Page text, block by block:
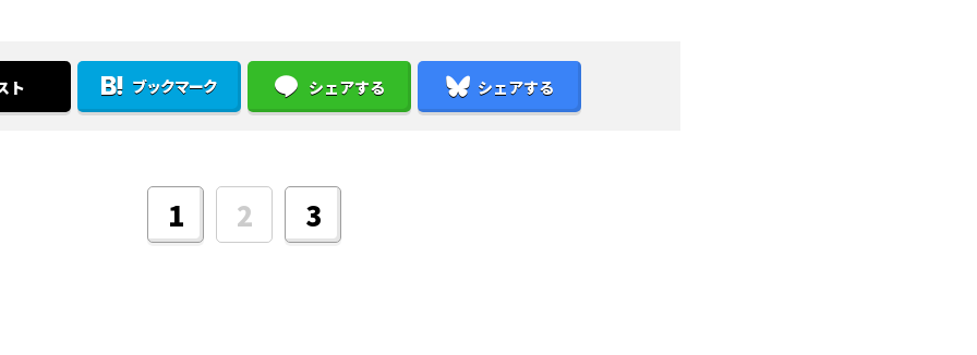
ト ブックマーク シェアする シェアする
1 2 3